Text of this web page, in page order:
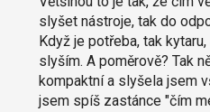
slyšet nástroje, tak do
Když je potřeba, tak
slyším. A poměrově? Tak
kompaktní a slyšela jsem
jsem spíš zastánce "čím